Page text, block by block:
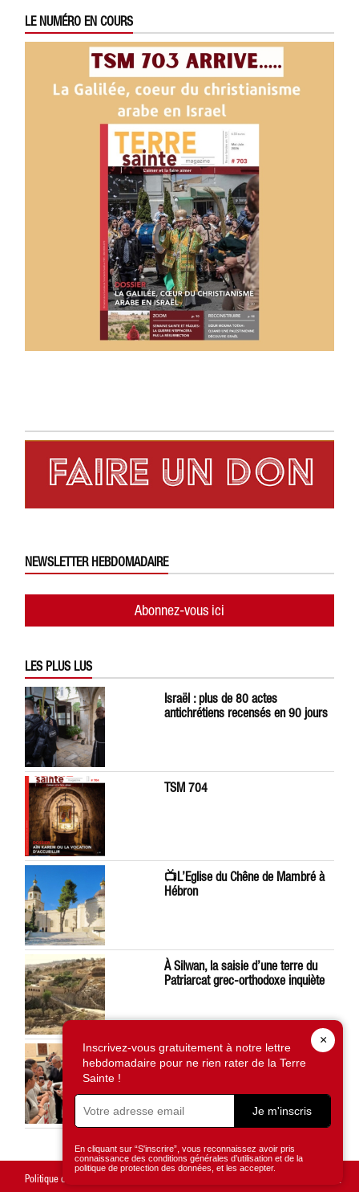
LE NUMÉRO EN COURS
NEWSLETTER HEBDOMADAIRE
Abonnez-vous ici
LES PLUS LUS
Israël : plus de 80 actes
antichrétiens recensés en 90 jours
TSM 704
📺L’Eglise du Chêne de Mambré à
Hébron
À Silwan, la saisie d’une terre du
Patriarcat grec-orthodoxe inquiète
Léon XIV préoccupé par la situation
en Terre Sainte
×
Inscrivez-vous gratuitement à notre lettre
hebdomadaire pour ne rien rater de la Terre
Sainte !
Je m'inscris
En cliquant sur “S'inscrire”, vous reconnaissez avoir pris
connaissance des conditions générales d’utilisation et de la
politique de protection des données, et les accepter.
Politique de confidentialité